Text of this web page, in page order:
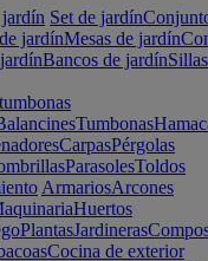
Set de jardín
jardínMesas de jardín
Bancos de jardín
Tumbonas
CarpasPérgolas
ParasolesToldos
ArmariosArcones
Huertos
PlantasJardineras
Cocina de exterior